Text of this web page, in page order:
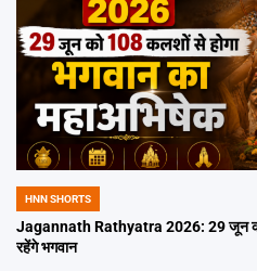
POSTED
IN
HNN SHORTS
Jagannath Rathyatra 2026: 29 जून को
रहेंगे भगवान